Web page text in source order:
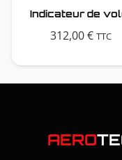
Indicateur de
312,00€ TTC
AERO